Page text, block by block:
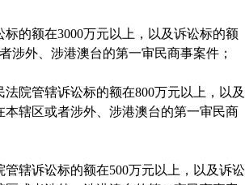
标的额在3000万元以上，以及诉讼标的额
涉外、涉港澳台的第一审民商事案件；
法院管辖诉讼标的额在800万元以上，以及
辖区或者涉外、涉港澳台的第一审民商
管辖诉讼标的额在500万元以上，以及诉讼